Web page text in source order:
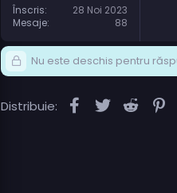
Înscris
28 Noi 2023
Mesaje
88
Nu este deschis pentru
Distribuie: FacebookTwitterReddit